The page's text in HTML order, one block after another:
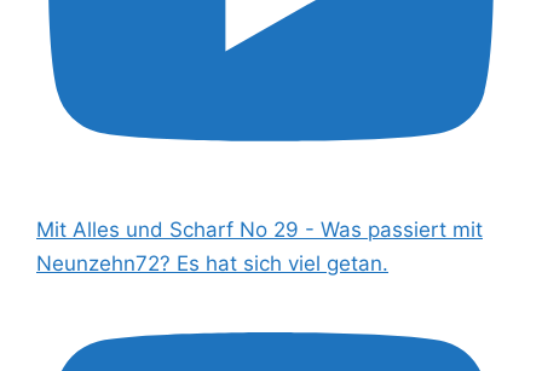
Mit Alles und Scharf No 29 - Was passiert mit
Neunzehn72? Es hat sich viel getan.